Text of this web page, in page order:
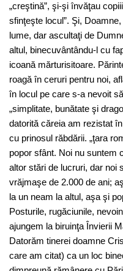
„creştină”, şi-şi învăţau
sfinţeşte locul”. Şi,
lume, dar ascultaţi de
altul, binecuvântându-l cu
icoană mărturisitoare.
roagă în ceruri pentru noi,
în locul pe care s-a nevoit
„simplitate, bunătate şi
datorită căreia am rezistat
cu prinosul răbdării. „ţara
popor sfânt. Noi nu suntem
altor stări de lucruri, dar noi
vrăjmaşe de 2.000 de ani;
la un neam la altul, aşa şi
Posturile, rugăciunile,
ajungem la biruinţa Învierii
Datorăm tinerei doamne
care am citat) ca un loc